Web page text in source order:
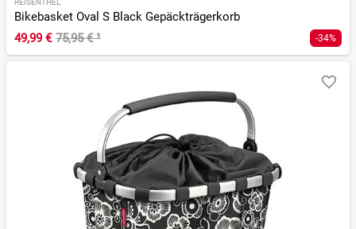
REISENTHEL
Bikebasket Oval S Black Gepäckträgerkorb
49,99 € 75,95 €¹ -34%